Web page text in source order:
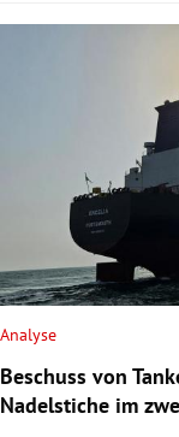
Analyse
Beschuss von
Nadelstiche im